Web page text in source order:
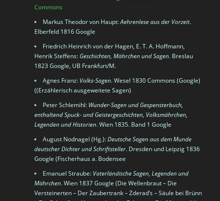
Commons
Markus Theodor von Haupt:Aehrenlese aus der Vorzeit.
Elberfeld 1816Google
Friedrich Heinrich von der Hagen, E. T. A. Hoffmann,
Henrik Steffens: Geschichten, Mährchen und Sagen. Breslau
1823Google, UB Frankfurt/M.
Agnes Franz: Volks-Sagen. Wesel 1830Commons (Google)
((Erzählerisch ausgeweitete Sagen)
Peter Schlemihl: Wunder-Sagen und Gespensterbuch,
enthaltend Spuck- und Geistergeschichten, Volksmährchen,
Legenden und Historien. Wien 1835. Band 1Google
August Nodnagel (Hg.):Deutsche Sagen aus dem Munde
deutscher Dichter und Schriftsteller. Dresden und Leipzig 1836
Google (Fischerhaus a. Bodensee
Emanuel Straube: Vaterländische Sagen, Legenden und
Mährchen. Wien 1837Google (Die Wellenbraut – Die
Versteinerten – Der Zaubertrank – Zderad’s – Säule bei Brünn